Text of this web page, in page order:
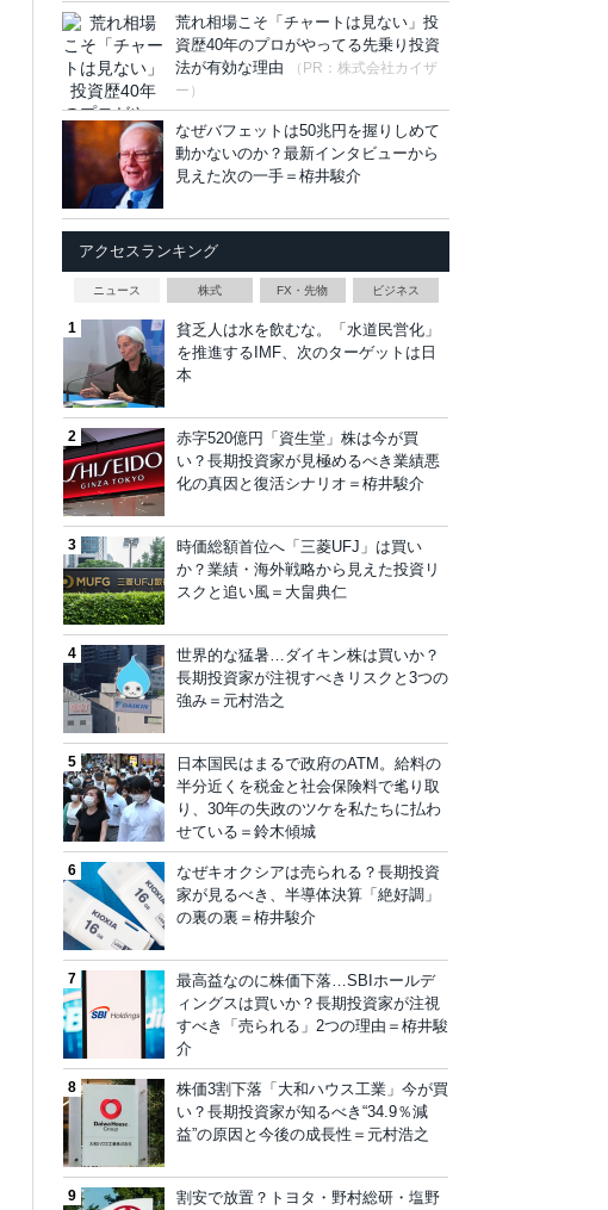
荒れ相場こそ「チャートは見ない」投
資歴40年のプロがやってる先乗り投資
法が有効な理由
（PR：株式会社カイザ
ー）
なぜバフェットは50兆円を握りしめて
動かないのか？最新インタビューから
見えた次の一手＝栫井駿介
アクセスランキング
ニュース 株式 FX・先物 ビジネス
貧乏人は水を飲むな。「水道民営化」
を推進するIMF、次のターゲットは日
本
赤字520億円「資生堂」株は今が買
い？長期投資家が見極めるべき業績悪
化の真因と復活シナリオ＝栫井駿介
時価総額首位へ「三菱UFJ」は買い
か？業績・海外戦略から見えた投資リ
スクと追い風＝大畠典仁
世界的な猛暑…ダイキン株は買いか？
長期投資家が注視すべきリスクと3つの
強み＝元村浩之
日本国民はまるで政府のATM。給料の
半分近くを税金と社会保険料で毟り取
り、30年の失政のツケを私たちに払わ
せている＝鈴木傾城
なぜキオクシアは売られる？長期投資
家が見るべき、半導体決算「絶好調」
の裏の裏＝栫井駿介
最高益なのに株価下落…SBIホールデ
ィングスは買いか？長期投資家が注視
すべき「売られる」2つの理由＝栫井駿
介
株価3割下落「大和ハウス工業」今が買
い？長期投資家が知るべき“34.9％減
益”の原因と今後の成長性＝元村浩之
割安で放置？トヨタ・野村総研・塩野